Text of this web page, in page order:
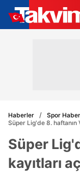
Haberler
Spor
Süper Lig'de 8. haftanın
Süper
kayıtları